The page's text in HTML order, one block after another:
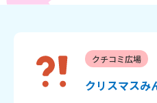
クチコミ広場
クリスマスみ